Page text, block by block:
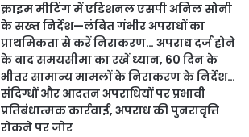
क्राइम मीटिंग में एडिशनल एसपी अनिल सोनी
के सख्त निर्देश—लंबित गंभीर अपराधों का
प्राथमिकता से करें निराकरण… अपराध दर्ज होने
के बाद समयसीमा का रखें ध्यान, 60 दिन के
भीतर सामान्य मामलों के निराकरण के निर्देश…
संदिग्धों और आदतन अपराधियों पर प्रभावी
प्रतिबंधात्मक कार्रवाई, अपराध की पुनरावृत्ति
रोकने पर जोर